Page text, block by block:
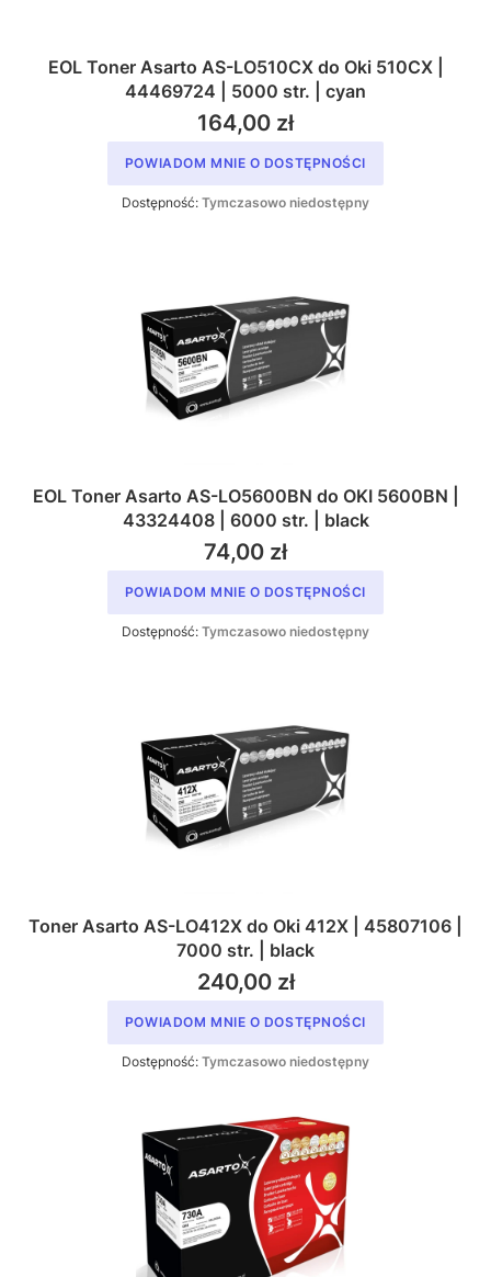
EOL Toner Asarto AS-LO510CX do Oki 510CX |
44469724 | 5000 str. | cyan
164,00 zł
POWIADOM MNIE O DOSTĘPNOŚCI
Dostępność: Tymczasowo niedostępny
EOL Toner Asarto AS-LO5600BN do OKI 5600BN |
43324408 | 6000 str. | black
74,00 zł
POWIADOM MNIE O DOSTĘPNOŚCI
Dostępność: Tymczasowo niedostępny
Toner Asarto AS-LO412X do Oki 412X | 45807106 |
7000 str. | black
240,00 zł
POWIADOM MNIE O DOSTĘPNOŚCI
Dostępność: Tymczasowo niedostępny